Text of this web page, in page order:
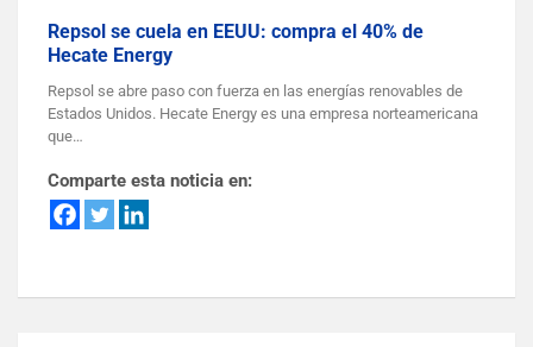
Repsol se cuela en EEUU: compra el 40% de
Hecate Energy
Repsol se abre paso con fuerza en las energías renovables de
Estados Unidos. Hecate Energy es una empresa norteamericana
que…
Comparte esta noticia en: